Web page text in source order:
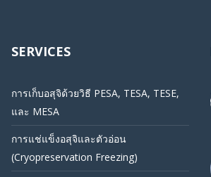
SERVICES
การเก็บอสุจิด้วยวิธี PESA, TESA, TESE,
และ MESA
การแช่แข็งอสุจิและตัวอ่อน
(Cryopreservation Freezing)